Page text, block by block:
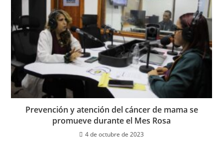
Prevención y atención del cáncer de mama se
promueve durante el Mes Rosa
4 de octubre de 2023